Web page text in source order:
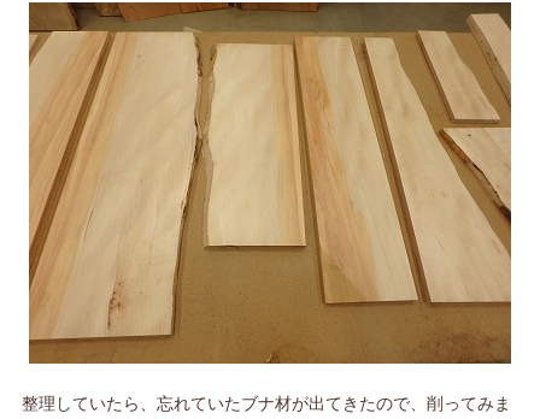
整理していたら、忘れていたブナ材が出てきたので、削ってみま